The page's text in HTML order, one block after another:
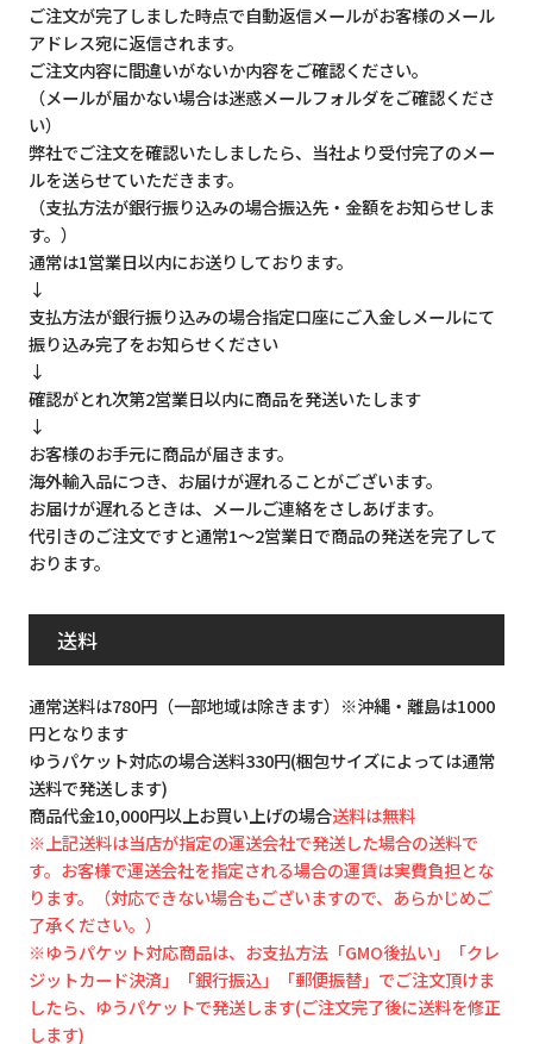
ご注文が完了しました時点で自動返信メールがお客様のメール
アドレス宛に返信されます。
ご注文内容に間違いがないか内容をご確認ください。
（メールが届かない場合は迷惑メールフォルダをご確認くださ
い）
弊社でご注文を確認いたしましたら、当社より受付完了のメー
ルを送らせていただきます。
（支払方法が銀行振り込みの場合振込先・金額をお知らせしま
す。）
通常は1営業日以内にお送りしております。
↓
支払方法が銀行振り込みの場合指定口座にご入金しメールにて
振り込み完了をお知らせください
↓
確認がとれ次第2営業日以内に商品を発送いたします
↓
お客様のお手元に商品が届きます。
海外輸入品につき、お届けが遅れることがございます。
お届けが遅れるときは、メールご連絡をさしあげます。
代引きのご注文ですと通常1～2営業日で商品の発送を完了して
おります。
送料
通常送料は780円（一部地域は除きます）※沖縄・離島は1000
円となります
ゆうパケット対応の場合送料330円(梱包サイズによっては通常
送料で発送します)
商品代金10,000円以上お買い上げの場合送料は無料
※上記送料は当店が指定の運送会社で発送した場合の送料で
す。お客様で運送会社を指定される場合の運賃は実費負担とな
ります。（対応できない場合もございますので、あらかじめご
了承ください。）
※ゆうパケット対応商品は、お支払方法「GMO後払い」「クレ
ジットカード決済」「銀行振込」「郵便振替」でご注文頂けま
したら、ゆうパケットで発送します(ご注文完了後に送料を修正
します)